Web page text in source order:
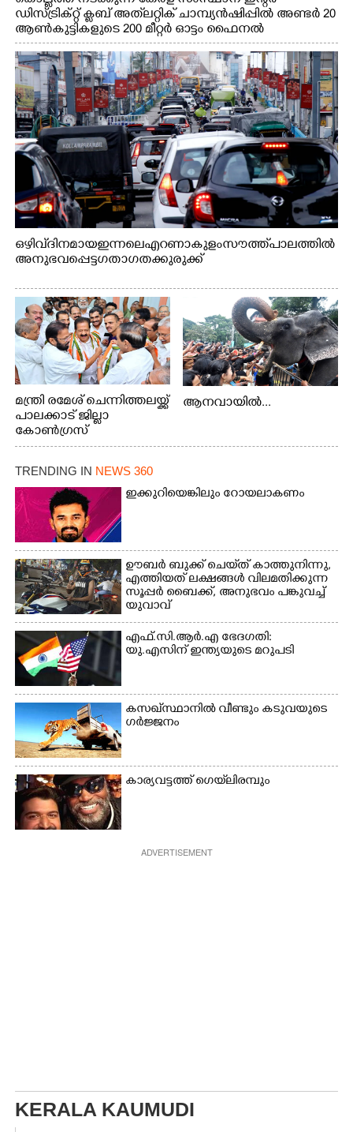
ഡിസ്ട്രിക്റ്റ് ക്ലബ് അത്‌ലറ്റിക് ചാമ്പ്യൻഷിപ്പിൽ അണ്ടർ 20
ആൺകുട്ടികളുടെ 200 മീറ്റർ ഓട്ടം ഫൈനൽ
മത്സരത്തിനിടെ സിന്തറ്റിക് ട്രാക്കിന് കുറുകെ ഓടുന്ന
നായകൾ.
ഒഴിവ് ദിനമായ ഇന്നലെ എറണാകുളം സൗത്ത് പാലത്തിൽ
അനുഭവപ്പെട്ട ഗതാഗതക്കുരുക്ക്
മന്ത്രി രമേശ് ചെന്നിത്തലയ്ക്ക്
പാലക്കാട് ജില്ലാ
കോൺഗ്രസ്
ആനവായിൽ...
TRENDING IN NEWS 360
ഇക്കുറിയെങ്കിലും റോയലാകണം
ഊബർ ബുക്ക് ചെയ്‌ത് കാത്തുനിന്നു,​
എത്തിയത് ലക്ഷങ്ങൾ വിലമതിക്കുന്ന
സൂപ്പർ ബൈക്ക്,​ അനുഭവം പങ്കുവച്ച്
യുവാവ്
എഫ്.സി.ആർ.എ ഭേദഗതി:
യു.എസിന് ഇന്ത്യയുടെ മറുപടി
കസഖ്‌സ്ഥാനിൽ വീണ്ടും കടുവയുടെ
ഗർജ്ജനം
കാര്യവട്ടത്ത് ഗെയ്‌ലിരമ്പും
ADVERTISEMENT
KERALA KAUMUDI